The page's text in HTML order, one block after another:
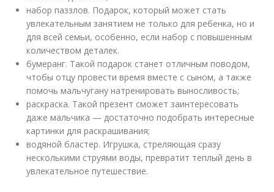
набор паззлов. Подарок, который может стать
увлекательным занятием не только для ребенка, но и
для всей семьи, особенно, если набор с повышенным
количеством деталек.
бумеранг. Такой подарок станет отличным поводом,
чтобы отцу провести время вместе с сыном, а также
помочь мальчугану натренировать выносливость;
раскраска. Такой презент сможет заинтересовать
даже мальчика — достаточно подобрать интересные
картинки для раскрашивания;
водяной бластер. Игрушка, стреляющая сразу
несколькими струями воды, превратит теплый день в
увлекательное путешествие.